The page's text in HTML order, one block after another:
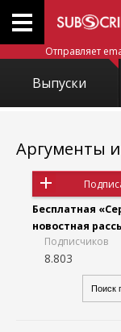
Отправляет
Выпуски
Аргументы
Бесплатная
новостная
Подписчиков
8.803